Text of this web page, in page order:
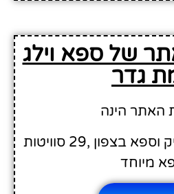
של ספא וילג
גדר
האתר הינה
ספא וילג', מלון בוטיק וספא בצפון ,29 סוויטות
מיוחד